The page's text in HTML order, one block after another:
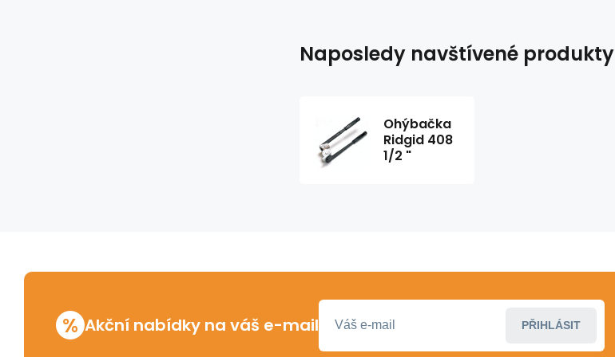
Naposledy navštívené produkty
Ohýbačka
Ridgid 408
1/2 "
% Akční nabídky na váš e-mail PŘIHLÁSIT